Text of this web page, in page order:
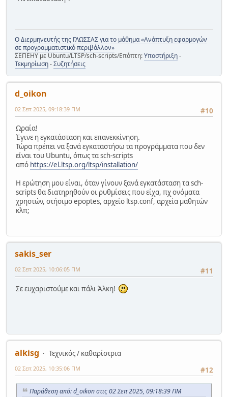
Ο Διερμηνευτής της ΓΛΩΣΣΑΣ για το μάθημα «Ανάπτυξη εφαρμογών
σε προγραμματιστικό περιβάλλον»
ΣΕΠΕΗΥ με Ubuntu/LTSP/sch-scripts/Επόπτη:Υποστήριξη-
Τεκμηρίωση-Συζητήσεις
d_oikon
#10
02 Σεπ 2025, 09:18:39 ΠΜ
Ωραία!
Έγινε η εγκατάσταση και επανεκκίνηση.
Τώρα πρέπει να ξανά εγκαταστήσω τα προγράμματα που δεν
είναι του Ubuntu, όπως τα sch-scripts
από https://el.ltsp.org/ltsp/installation/
Η ερώτηση μου είναι, όταν γίνουν ξανά εγκατάσταση τα sch-
scripts θα διατηρηθούν οι ρυθμίσεις που είχα, πχ ονόματα
χρηστών, στήσιμο epoptes, αρχείο ltsp.conf, αρχεία μαθητών
κλπ;
sakis_ser
#11
02 Σεπ 2025, 10:06:05 ΠΜ
Σε ευχαριστούμε και πάλι Άλκη!
alkisg
Τεχνικός / καθαρίστρια
#12
02 Σεπ 2025, 10:35:06 ΠΜ
Παράθεση από: d_oikon στις 02 Σεπ 2025, 09:18:39 ΠΜ